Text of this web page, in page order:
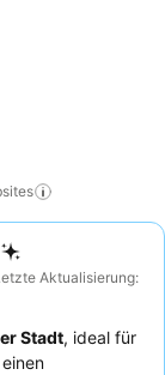
Aktualisierung:
Stadt, ideal für